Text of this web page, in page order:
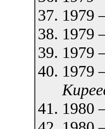
1979
1979
1979
1979